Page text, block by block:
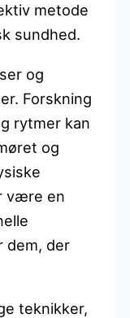
metode
sundhed.
og
Forskning
rytmer kan
og
være en
dem, der
teknikker,